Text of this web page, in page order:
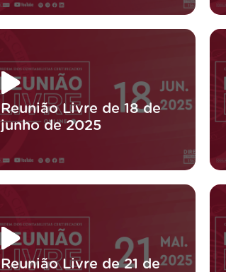
Reunião Livre de 18 de
junho de 2025
Reunião Livre de 21 de